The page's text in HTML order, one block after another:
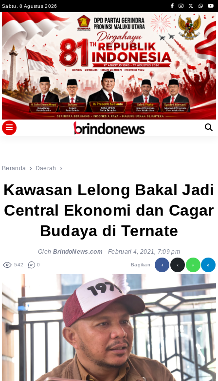
to
content
Sabtu, 8 Agustus 2026
Beranda Daerah
Kawasan Lelong Bakal Jadi
Central Ekonomi dan Cagar
Budaya di Ternate
Oleh BrindoNews.com -Februari 4, 2021, 7:09 pm
542 0 Bagikan: